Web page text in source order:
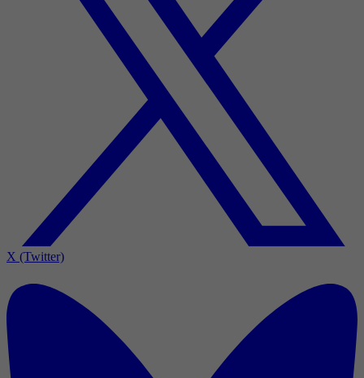
X (Twitter)